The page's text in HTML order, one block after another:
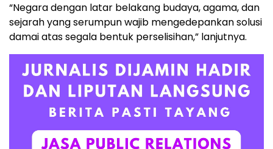
“Negara dengan latar belakang budaya, agama, dan
sejarah yang serumpun wajib mengedepankan solusi
damai atas segala bentuk perselisihan,” lanjutnya.